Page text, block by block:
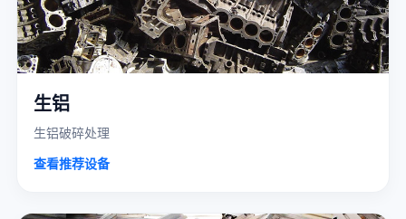
生铝
生铝破碎处理
查看推荐设备